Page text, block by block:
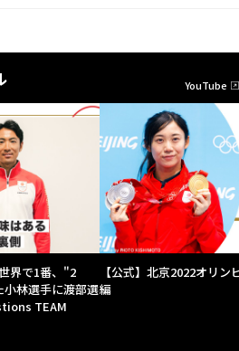
YouTube
界で1番、"2
林選手に渡部選
TEAM
【公式】北京2022オリン
編